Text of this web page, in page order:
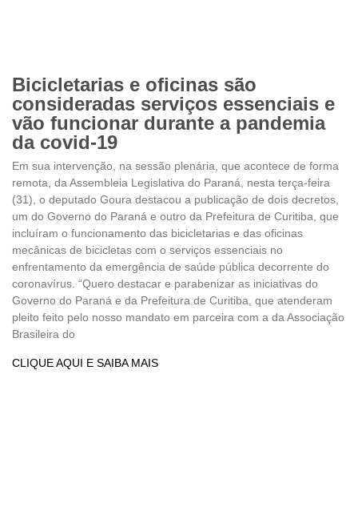
Bicicletarias e oficinas são
consideradas serviços essenciais e
vão funcionar durante a pandemia
da covid-19
Em sua intervenção, na sessão plenária, que acontece de forma
remota, da Assembleia Legislativa do Paraná, nesta terça-feira
(31), o deputado Goura destacou a publicação de dois decretos,
um do Governo do Paraná e outro da Prefeitura de Curitiba, que
incluíram o funcionamento das bicicletarias e das oficinas
mecânicas de bicicletas com o serviços essenciais no
enfrentamento da emergência de saúde pública decorrente do
coronavírus. “Quero destacar e parabenizar as iniciativas do
Governo do Paraná e da Prefeitura de Curitiba, que atenderam
pleito feito pelo nosso mandato em parceira com a da Associação
Brasileira do
CLIQUE AQUI E SAIBA MAIS